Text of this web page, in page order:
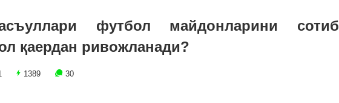
футбол майдонларини сотиб
қаердан ривожланади?
1389 30